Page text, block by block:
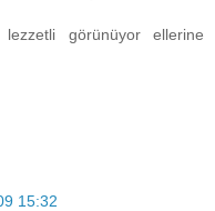
görünüyor ellerine
15:32